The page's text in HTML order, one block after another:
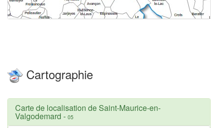
Cartographie
Carte de localisation de Saint-Maurice-en-
Valgodemard - 05